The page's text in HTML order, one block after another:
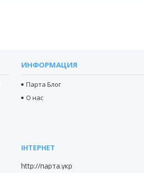
ИНФОРМАЦИЯ
Парта Блог
О нас
http://парта.укр